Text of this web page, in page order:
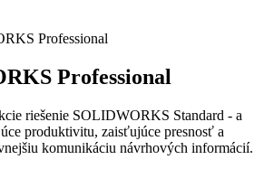
Professional
Professional
riešenie SOLIDWORKS Standard - a
produktivitu, zaisťujúce presnosť a
komunikáciu návrhových informácií.